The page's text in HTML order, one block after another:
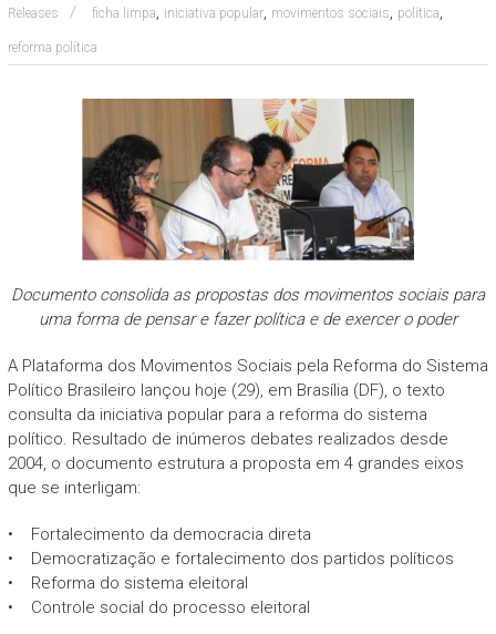
Releases ficha limpa, iniciativa popular, movimentos sociais, política,
reforma política
Documento consolida as propostas dos movimentos sociais para
uma forma de pensar e fazer política e de exercer o poder
A Plataforma dos Movimentos Sociais pela Reforma do Sistema
Político Brasileiro lançou hoje (29), em Brasília (DF), o texto
consulta da iniciativa popular para a reforma do sistema
político. Resultado de inúmeros debates realizados desde
2004, o documento estrutura a proposta em 4 grandes eixos
que se interligam:
• Fortalecimento da democracia direta
• Democratização e fortalecimento dos partidos políticos
• Reforma do sistema eleitoral
• Controle social do processo eleitoral